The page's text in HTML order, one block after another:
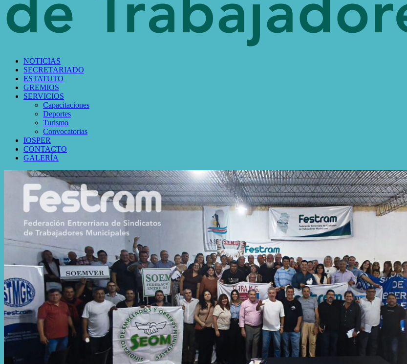
NOTICIAS
SECRETARIADO
ESTATUTO
GREMIOS
SERVICIOS
Capacitaciones
Deportes
Turismo
Convocatorias
IOSPER
CONTACTO
GALERÍA